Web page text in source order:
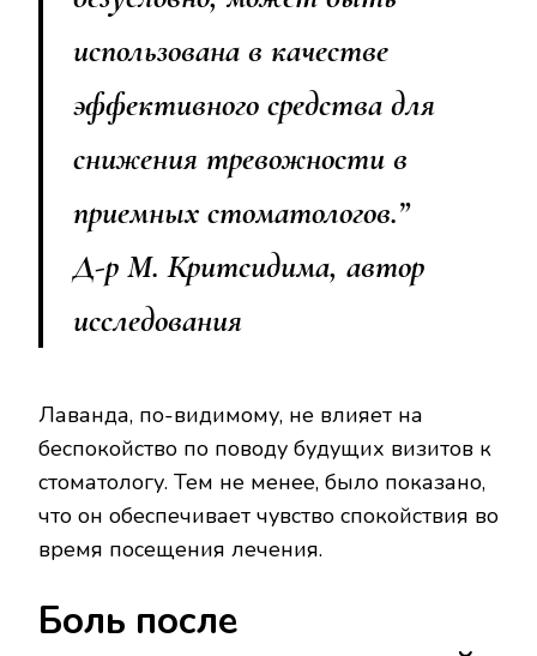
использована в качестве
эффективного средства для
снижения тревожности в
приемных стоматологов.”
Д-р М. Критсидима, автор
исследования
Лаванда, по-видимому, не влияет на
беспокойство по поводу будущих визитов к
стоматологу. Тем не менее, было показано,
что он обеспечивает чувство спокойствия во
время посещения лечения.
Боль после